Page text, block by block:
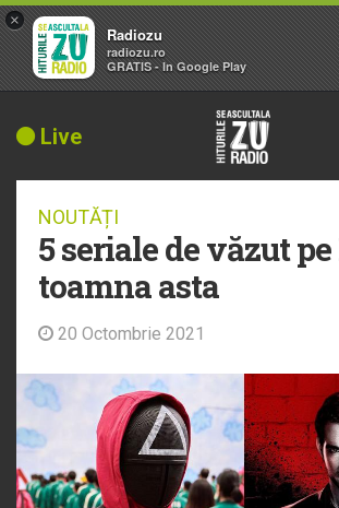
Live
NOUTĂȚI
5 seriale de văzut
toamna asta
20 Octombrie 2021
×
Radiozu
radiozu.ro
GRATIS - In Google Play